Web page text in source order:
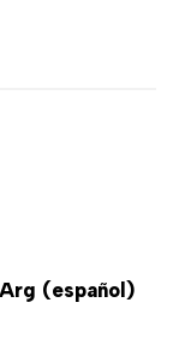
(español)